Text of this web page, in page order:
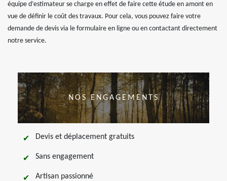
équipe d’estimateur se charge en effet de faire cette étude en amont en
vue de définir le coût des travaux. Pour cela, vous pouvez faire votre
demande de devis via le formulaire en ligne ou en contactant directement
notre service.
NOS ENGAGEMENTS
Devis et déplacement gratuits
Sans engagement
Artisan passionné